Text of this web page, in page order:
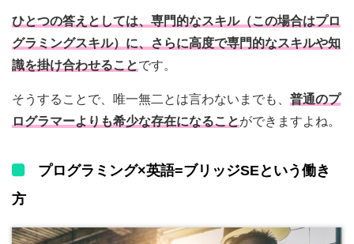
ひとつの答えとしては、専門的なスキル（この場合はプロ
グラミングスキル）に、さらに高度で専門的なスキルや知
識を掛け合わせることです。
そうすることで、唯一無二とは言わないまでも、 普通のプ
ログラマーよりも希少な存在になることができますよね。
プログラミング×英語=ブリッジSEという働き
方